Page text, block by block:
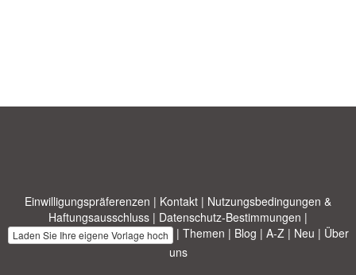
Einwilligungspräferenzen | Kontakt | Nutzungsbedingungen &
Haftungsausschluss | Datenschutz-Bestimmungen |
Laden Sie Ihre eigene Vorlage hoch | Themen | Blog | A-Z| Neu | Über
uns